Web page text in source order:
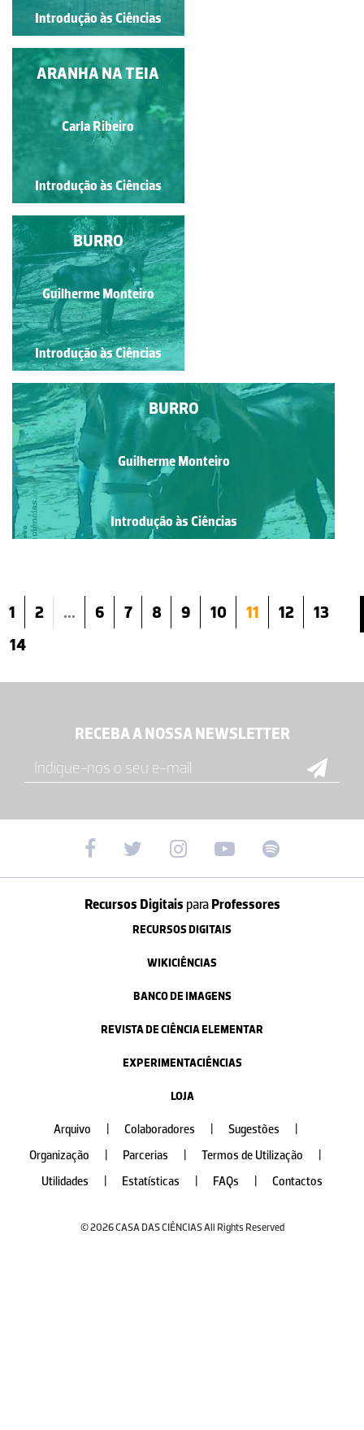
Introdução às Ciências
Introdução às Ciências
DIMORFISMO SEXUAL
Sílvia Clara da Costa e Silva
Couto
Introdução às Ciências
ARANHA NA TEIA
Carla Ribeiro
Introdução às Ciências
ARMADILHA
Carla Ribeiro
Introdução às Ciências
BURRO
Guilherme Monteiro
Introdução às Ciências
BURRO
Guilherme Monteiro
Introdução às Ciências
1 2 ... 6 7 8 9 10 11 12
13
14
RECEBA A NOSSA NEWSLETTER
Recursos Digitais paraProfessores
RECURSOS DIGITAIS
WIKICIÊNCIAS
BANCO DE IMAGENS
REVISTA DE CIÊNCIA ELEMENTAR
EXPERIMENTACIÊNCIAS
LOJA
Arquivo Colaboradores Sugestões
Organização
Parcerias Termos de Utilização
Utilidades
Estatísticas FAQs Contactos
© 2026 CASA DAS CIÊNCIAS All Rights Reserved